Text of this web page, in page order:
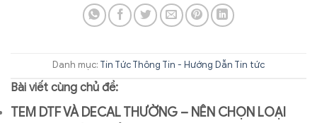
Danh mục: Tin TứcThông Tin - Hướng Dẫn Tin tức
Bài viết cùng chủ đề:
TEM DTF VÀ DECAL THƯỜNG – NÊN CHỌN LOẠI